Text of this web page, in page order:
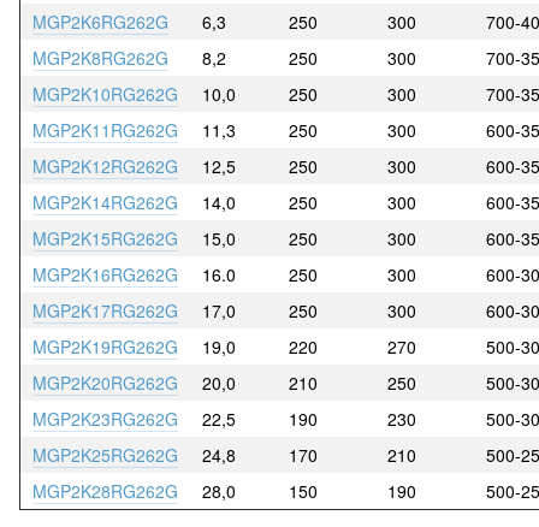
MGP2K6RG262G 6,3 250 300
700-
MGP2K8RG262G
8,2 250 300
700-
MGP2K10RG262G
10,0 250 300
700-
MGP2K11RG262G
11,3 250 300
600-
MGP2K12RG262G
12,5 250 300
600-
MGP2K14RG262G
14,0 250 300
600-
MGP2K15RG262G
15,0 250 300
600-
MGP2K16RG262G
16.0 250 300
600-
MGP2K17RG262G
17,0 250 300
600-
MGP2K19RG262G
19,0 220 270
500-
MGP2K20RG262G
20,0 210 250
500-
MGP2K23RG262G
22,5 190 230
500-
MGP2K25RG262G
24,8 170 210
500-
MGP2K28RG262G
28,0 150 190 500-